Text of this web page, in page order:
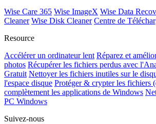
Wise Care 365 Wise ImageX Wise Data
Cleaner Wise Disk Cleaner Centre de
Resource
Accélérer un ordinateur lent Réparez et
photos Récupérer les fichiers perdus avec
Gratuit Nettoyer les fichiers inutiles sur le
l'espace disque Protéger & crypter les fichiers
complètement les applications de Windows
PC Windows
Suivez-nous